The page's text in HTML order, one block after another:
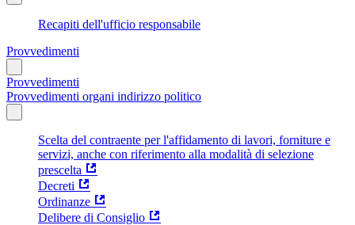
Recapiti dell'ufficio responsabile
Provvedimenti
Provvedimenti
Provvedimenti organi indirizzo politico
Scelta del contraente per l'affidamento di lavori, forniture e
servizi, anche con riferimento alla modalità di selezione
prescelta
Decreti
Ordinanze
Delibere di Consiglio